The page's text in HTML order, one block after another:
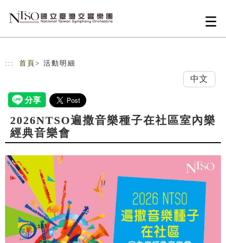
::: 首頁 > 活動明細
中文
2026NTSO遍撒音樂種子在社區室內樂
經典音樂會